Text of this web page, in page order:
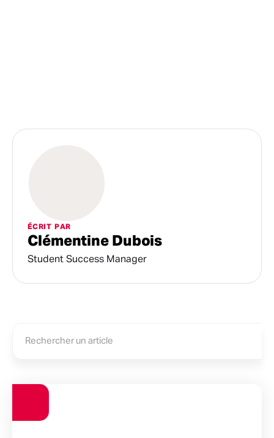
ÉCRIT PAR
Clémentine Dubois
Student Success Manager